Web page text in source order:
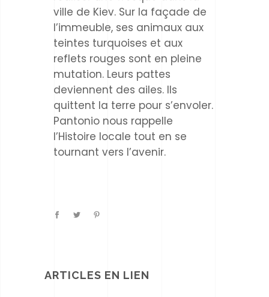
ville de Kiev. Sur la façade de
l’immeuble, ses animaux aux
teintes turquoises et aux
reflets rouges sont en pleine
mutation. Leurs pattes
deviennent des ailes. Ils
quittent la terre pour s’envoler.
Pantonio nous rappelle
l’Histoire locale tout en se
tournant vers l’avenir.
ARTICLES EN LIEN